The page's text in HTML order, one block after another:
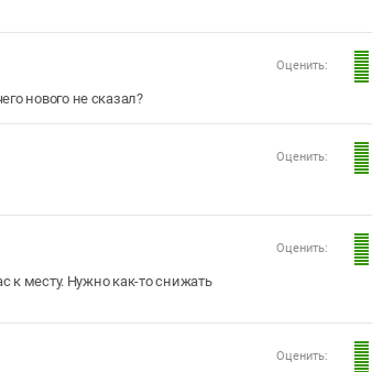
Оценить:
нового не сказал?
Оценить:
Оценить:
к месту. Нужно как-то снижать
Оценить: